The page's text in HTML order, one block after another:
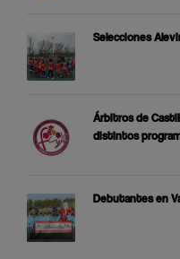
Selecciones
Árbitros de
distintos
Debutantes en